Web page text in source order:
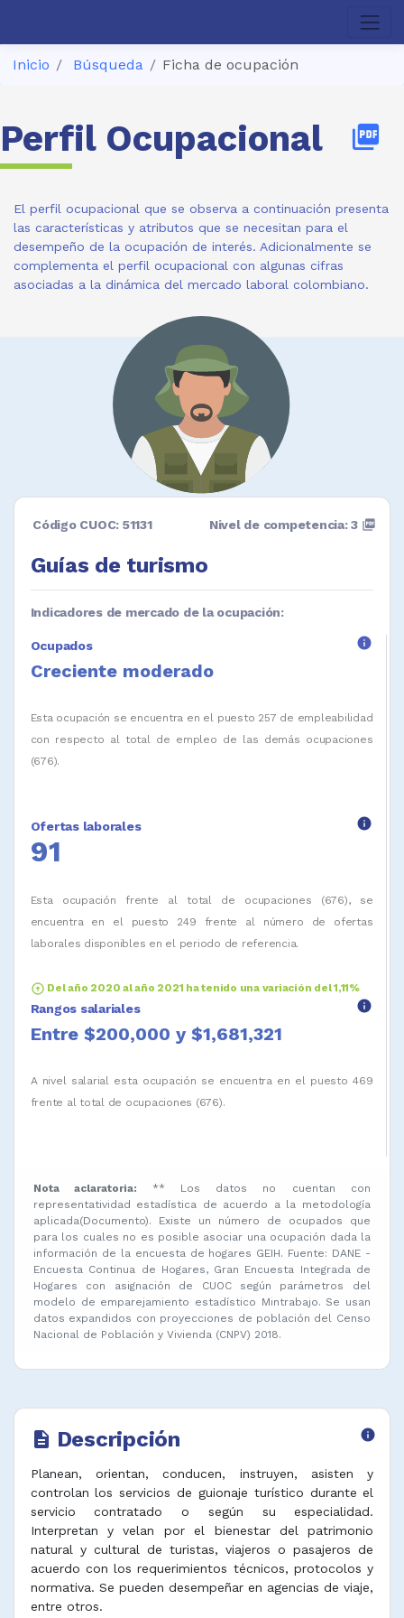
Inicio Búsqueda Ficha de ocupación
Perfil Ocupacional picture_as_pdf
El perfil ocupacional que se observa a continuación presenta
las características y atributos que se necesitan para el
desempeño de la ocupación de interés. Adicionalmente se
complementa el perfil ocupacional con algunas cifras
asociadas a la dinámica del mercado laboral colombiano.
Código CUOC: 51131
Guías de turismo
Nivel de competencia: 3 picture_as_pdf
Indicadores de mercado de la ocupación:
Ocupados info
Creciente moderado
Esta ocupación se encuentra en el puesto 257 de empleabilidad
con respecto al total de empleo de las demás ocupaciones
(676).
Ofertas laborales info
91
Esta ocupación frente al total de ocupaciones (676), se
encuentra en el puesto 249 frente al número de ofertas
laborales disponibles en el periodo de referencia.
arrow_circle_up Del año 2020 al año 2021 ha tenido una variación del 1,11%
Rangos salariales info
Entre $200,000 y $1,681,321
A nivel salarial esta ocupación se encuentra en el puesto 469
frente al total de ocupaciones (676).
Nota aclaratoria:
** Los datos no cuentan con
representatividad estadística de acuerdo a la metodología
aplicada(Documento). Existe un número de ocupados que
para los cuales no es posible asociar una ocupación dada la
información de la encuesta de hogares GEIH. Fuente: DANE -
Encuesta Continua de Hogares, Gran Encuesta Integrada de
Hogares con asignación de CUOC según parámetros del
modelo de emparejamiento estadístico Mintrabajo. Se usan
datos expandidos con proyecciones de población del Censo
Nacional de Población y Vivienda (CNPV) 2018.
description Descripción info
Planean, orientan, conducen, instruyen, asisten y
controlan los servicios de guionaje turístico durante el
servicio contratado o según su especialidad.
Interpretan y velan por el bienestar del patrimonio
natural y cultural de turistas, viajeros o pasajeros de
acuerdo con los requerimientos técnicos, protocolos y
normativa. Se pueden desempeñar en agencias de viaje,
entre otros.